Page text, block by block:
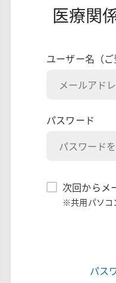
医療関
ユーザー名（ご
パスワード
次回からメ
※共用パソコ
パス